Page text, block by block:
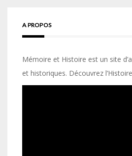
A PROPOS
Mémoire et Histoire est un site
et historiques. Découvrez